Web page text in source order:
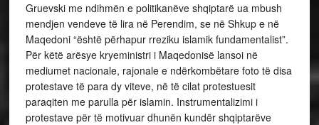
Gruevski me ndihmën e politikanëve shqiptarë ua mbush
mendjen vendeve të lira në Perendim, se në Shkup e në
Maqedoni “është përhapur rreziku islamik fundamentalist”.
Për këtë arësye kryeministri i Maqedonisë lansoi në
mediumet nacionale, rajonale e ndërkombëtare foto të disa
protestave të para dy viteve, në të cilat protestuesit
paraqiten me parulla për islamin. Instrumentalizimi i
protestave për të motivuar dhunën kundër shqiptarëve